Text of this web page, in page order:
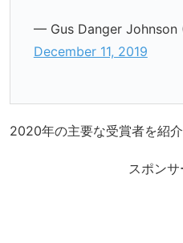
— Gus Danger Johnson
December 11, 2019
2020年の主要な受賞者を紹介
スポンサ